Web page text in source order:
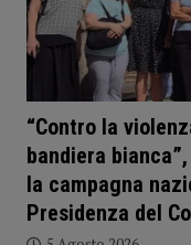
“Contro la
bandiera
la campagna
Presidenza del